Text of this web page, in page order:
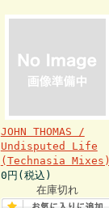
JOHN THOMAS /
Undisputed Life
(Technasia Mixes)
0円(税込)
在庫切れ